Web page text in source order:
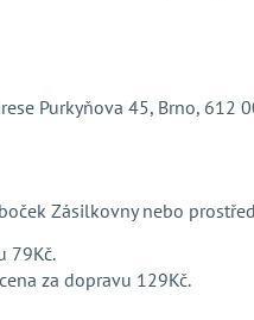
Purkyňova 45, Brno, 612
Zásilkovny nebo
79Kč.
za dopravu 129Kč.